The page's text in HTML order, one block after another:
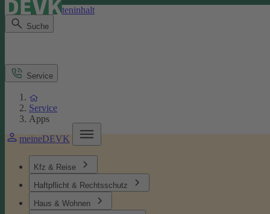
Direkt zum Seiteninhalt
Suche
meineDEVK
Kfz & Reise
Haftpflicht & Rechtsschutz
Haus & Wohnen
Service
Service
Apps